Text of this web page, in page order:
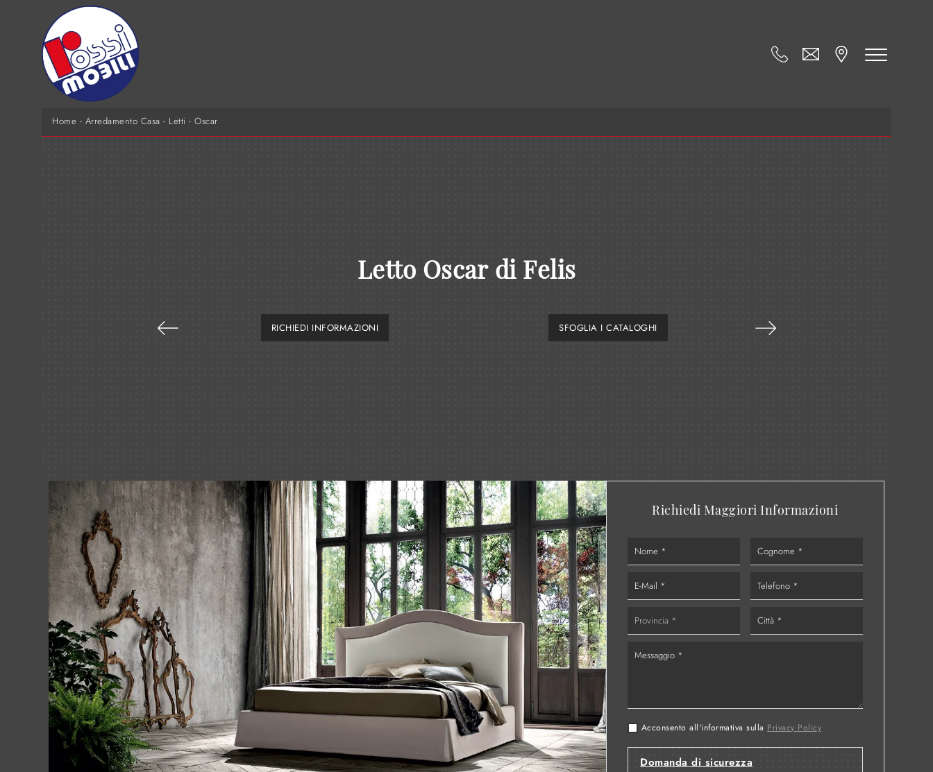
Home - Arredamento Casa - Letti - Oscar
Letto Oscar di Felis
RICHIEDI INFORMAZIONI SFOGLIA I CATALOGHI
Richiedi Maggiori Informazioni
Acconsento all'informativa sulla Privacy Policy
Domanda di sicurezza